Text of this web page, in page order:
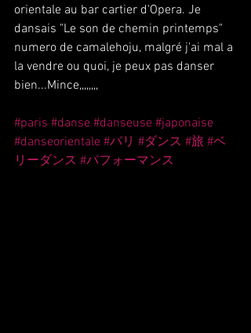
orientale au bar cartier d'Opera. Je
dansais "Le son de chemin printemps"
numero de camalehoju, malgré j'ai mal a
la vendre ou quoi, je peux pas danser
bien...Mince,,,,,,,,
#paris #danse #danseuse #japonaise
#danseorientale #パリ #ダンス #旅 #ベ
リーダンス #パフォーマンス